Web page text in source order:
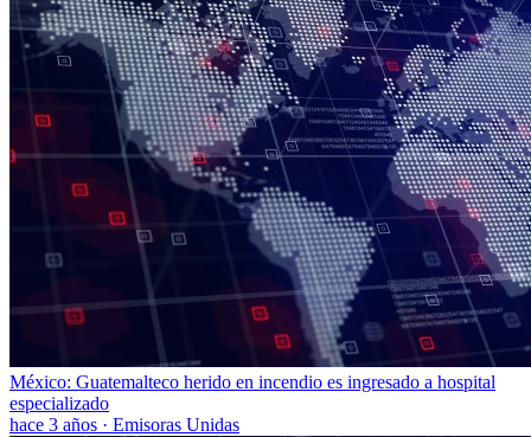
México: Guatemalteco herido en incendio es ingresado a hospital
especializado
hace 3 años · Emisoras Unidas